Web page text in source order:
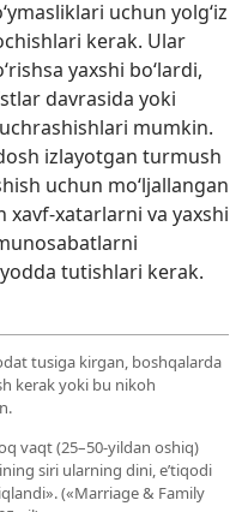
uchun yolg‘iz
kerak. Ular
yaxshi bo‘lardi,
davrasida yoki
mumkin.
izlayotgan turmush
uchun mo‘ljallangan
xavf-xatarlarni va yaxshi
tutishlari kerak.
tusiga kirgan, boshqalarda
kerak yoki bu nikoh
vaqt (25–50-yildan oshiq)
siri ularning dini, e’tiqodi
(«Marriage & Family